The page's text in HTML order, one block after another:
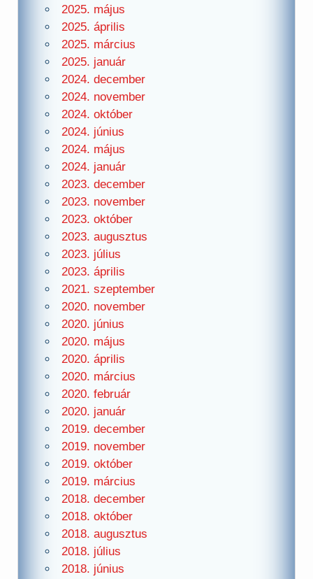
2025. május
2025. április
2025. március
2025. január
2024. december
2024. november
2024. október
2024. június
2024. május
2024. január
2023. december
2023. november
2023. október
2023. augusztus
2023. július
2023. április
2021. szeptember
2020. november
2020. június
2020. május
2020. április
2020. március
2020. február
2020. január
2019. december
2019. november
2019. október
2019. március
2018. december
2018. október
2018. augusztus
2018. július
2018. június